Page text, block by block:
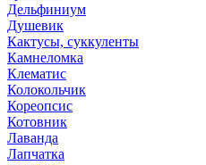
Дельфиниум
Душевик
Кактусы, суккуленты
Камнеломка
Клематис
Колокольчик
Кореопсис
Котовник
Лаванда
Лапчатка